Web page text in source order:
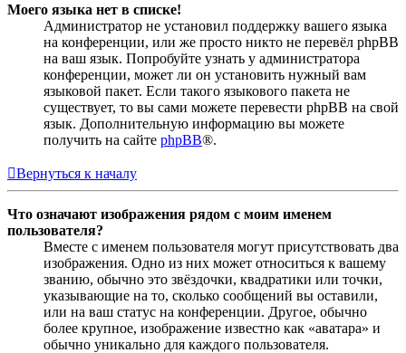
Моего языка нет в списке!
Администратор не установил поддержку вашего языка
на конференции, или же просто никто не перевёл phpBB
на ваш язык. Попробуйте узнать у администратора
конференции, может ли он установить нужный вам
языковой пакет. Если такого языкового пакета не
существует, то вы сами можете перевести phpBB на свой
язык. Дополнительную информацию вы можете
получить на сайте phpBB®.
Вернуться к началу
Что означают изображения рядом с моим именем
пользователя?
Вместе с именем пользователя могут присутствовать два
изображения. Одно из них может относиться к вашему
званию, обычно это звёздочки, квадратики или точки,
указывающие на то, сколько сообщений вы оставили,
или на ваш статус на конференции. Другое, обычно
более крупное, изображение известно как «аватара» и
обычно уникально для каждого пользователя.